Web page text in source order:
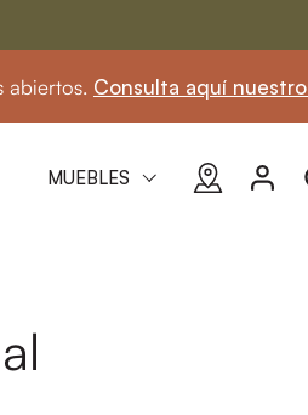
Consulta aquí nuestro horario
MUEBLES